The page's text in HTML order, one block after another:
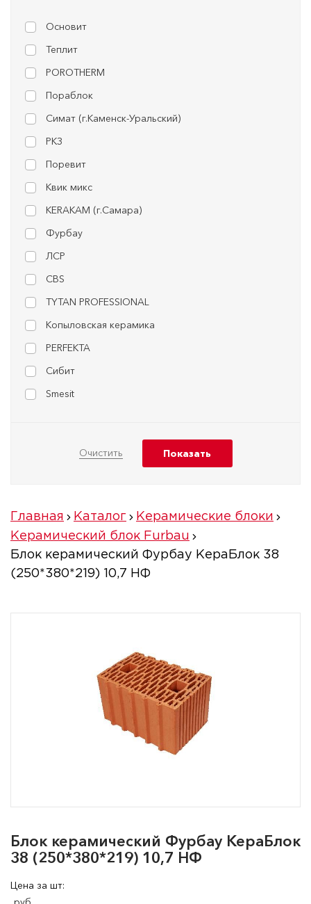
Основит
Теплит
POROTHERM
Пораблок
Симат (г.Каменск-Уральский)
РКЗ
Поревит
Квик микс
KERAKAM (г.Самара)
Фурбау
ЛСР
CBS
TYTAN PROFESSIONAL
Копыловская керамика
PERFEKTA
Сибит
Smesit
Главная Каталог
Керамические блоки
Керамический блок Furbau
Блок керамический Фурбау КераБлок 38
(250*380*219) 10,7 НФ
Блок керамический Фурбау КераБлок
38 (250*380*219) 10,7 НФ
Цена за шт: